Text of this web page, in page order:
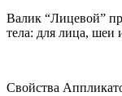
Валик “Лицевой”
тела: для лица, шеи
Свойства